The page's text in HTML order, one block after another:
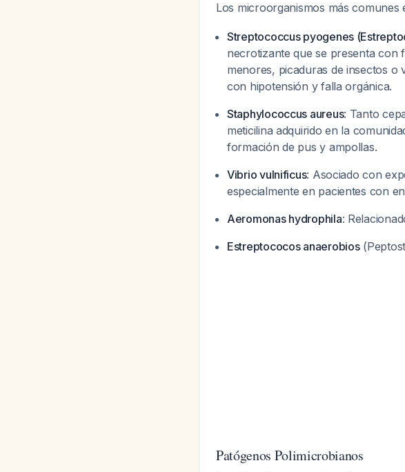
Los microorganismos más
Streptococcus pyogenes
necrotizante que se presenta con
menores, picaduras de insectos o
con hipotensión y falla orgánica.
Staphylococcus aureus: Tanto
meticilina adquirido en la
formación de pus y ampollas.
Vibrio vulnificus: Asociado con
especialmente en pacientes con
Aeromonas hydrophila:
Estreptococos anaerobios(
Patógenos Polimicrobianos